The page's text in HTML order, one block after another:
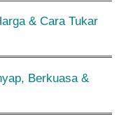
& Cara Tukar
Berkuasa &